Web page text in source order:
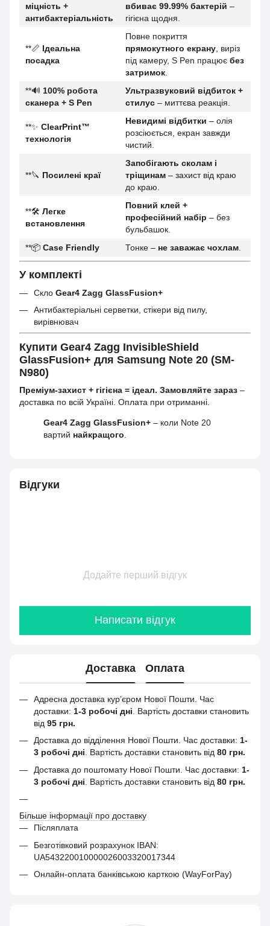
міцність +
антибактеріальність
вбиває 99.99% бактерій –
гігієна щодня.
**📏 Ідеальна
посадка
Повне покриття
прямокутного екрану , виріз
під камеру, S Pen працює без
затримок
**🔊 100% робота
сканера + S Pen
Ультразвуковий відбиток +
стилус – миттєва реакція.
**✨ ClearPrint™
технологія
Невидимі відбитки – олія
розсіюється, екран завжди
чистий.
**🔪 Посилені краї
Запобігають сколам і
тріщинам – захист від краю
до краю.
**🛠️ Легке
встановлення
Повний клей +
професійний набір – без
бульбашок.
**📦 Case Friendly Тонке – не заважає чохлам
У комплекті
Скло Gear4 Zagg GlassFusion+
Антибактеріальні серветки, стікери від пилу,
вирівнювач
Купити Gear4 Zagg InvisibleShield
GlassFusion+ для Samsung Note 20 (SM-
N980)
Преміум-захист + гігієна = ідеал. Замовляйте зараз –
доставка по всій Україні. Оплата при отриманні.
Gear4 Zagg GlassFusion+ – коли Note 20
вартий найкращого
Відгуки
Додайте перший відгук
Написати відгук
Доставка Оплата
Адресна доставка кур’єром Нової Пошти.
Час
доставки: 1-3 робочі дні . Вартість доставки становить
від 95 грн.
Доставка до відділення Нової Пошти. Час доставки: 1-
3 робочі дні. Вартість доставки становить від 80 грн.
Доставка до поштомату Нової Пошти. Час доставки: 1-
3 робочі дні . Вартість доставки становить від 80 грн.
Більше інформації про доставку
Післяплата
Безготівковий розрахунок IBAN:
UA543220010000026003320017344
Онлайн-оплата банківською карткою (WayForPay)